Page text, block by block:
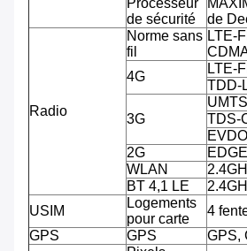
Processeur
de sécurité
de
Radio
Norme sans
fil
LTE-
4G
LTE-
TDD-
3G
TDS-
2G
WLAN
BT 4,1 LE
USIM
Logements
pour carte
4
GPS
GPS GPS,